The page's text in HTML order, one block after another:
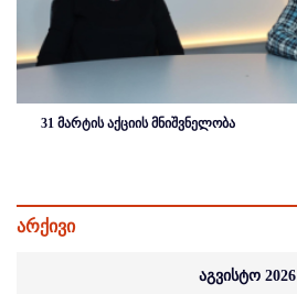
31 მარტის აქციის მნიშვნელობა
არქივი
აგვისტო 2026